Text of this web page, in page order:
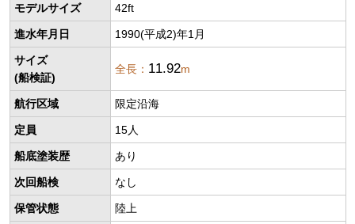
モデルサイズ 42ft
進水年月日 1990(平成2)年1月
サイズ
(船検証)
全長： 11.92m
航行区域 限定沿海
定員 15人
船底塗装歴 あり
次回船検 なし
保管状態 陸上